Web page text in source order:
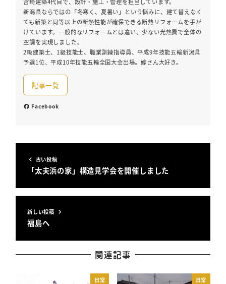
新潟県ならではの「冬寒く、夏暑い」という悩みに、建て替えなく
ても新築と同等以上の断熱性能が確保できる断熱リフォームを手が
けています。一般的なリフォームとは違い、少ない光熱費で全体の
空調を実現しました。
2級建築士、1級技能士、職業訓練指導員、平成9年技能五輪新潟県
予選1位、平成10年技能五輪全国大会出場。嫁さん大好き。
記事一覧
Facebook
古い投稿
「太夫浜の家」構造見学会を開催しました
新しい投稿
福島へ
関連記事
日常 日常